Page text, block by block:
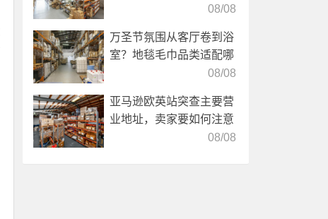
08/08
万圣节氛围从客厅卷到浴
室？地毯毛巾品类适配哪
08/08
亚马逊欧英站突查主要营
业地址，卖家要如何注意
08/08